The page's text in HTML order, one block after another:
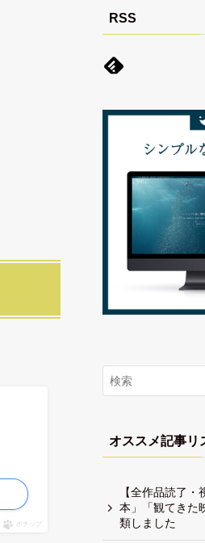
ポチップ
RSS
オススメ記事リ
【全作品読了
本」「観てきた
類しました